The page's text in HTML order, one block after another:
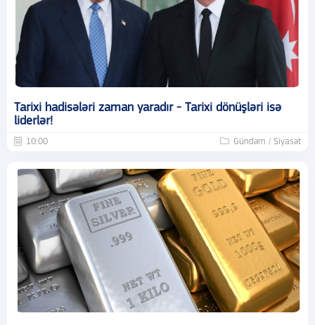
Tarixi hadisələri zaman yaradır - Tarixi dönüşləri isə
liderlər!
10:00 Gündəm / Siyasət